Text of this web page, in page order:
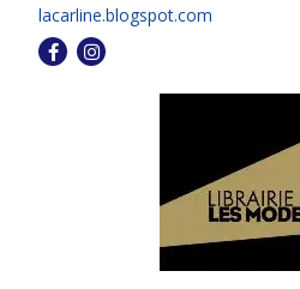
lacarline.blogspot.com